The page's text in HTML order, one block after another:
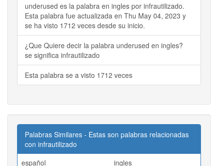
underused es la palabra en ingles por infrautilizado.
Esta palabra fue actualizada en Thu May 04, 2023 y
se ha visto 1712 veces desde su inicio.
¿Que Quiere decir la palabra underused en ingles?
se significa infrautilizado
Esta palabra se a visto 1712 veces
Palabras Similares - Estas son palabras relacionadas
con infrautilizado
español
ingles